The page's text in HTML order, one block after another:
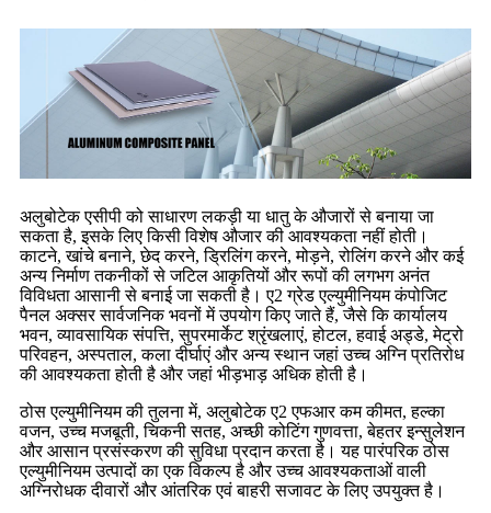
अलुबोटेक एसीपी को साधारण लकड़ी या धातु के औजारों से बनाया जा
सकता है, इसके लिए किसी विशेष औजार की आवश्यकता नहीं होती।
काटने, खांचे बनाने, छेद करने, ड्रिलिंग करने, मोड़ने, रोलिंग करने और कई
अन्य निर्माण तकनीकों से जटिल आकृतियों और रूपों की लगभग अनंत
विविधता आसानी से बनाई जा सकती है। ए2 ग्रेड एल्युमीनियम कंपोजिट
पैनल अक्सर सार्वजनिक भवनों में उपयोग किए जाते हैं, जैसे कि कार्यालय
भवन, व्यावसायिक संपत्ति, सुपरमार्केट श्रृंखलाएं, होटल, हवाई अड्डे, मेट्रो
परिवहन, अस्पताल, कला दीर्घाएं और अन्य स्थान जहां उच्च अग्नि प्रतिरोध
की आवश्यकता होती है और जहां भीड़भाड़ अधिक होती है।
ठोस एल्युमीनियम की तुलना में, अलुबोटेक ए2 एफआर कम कीमत, हल्का
वजन, उच्च मजबूती, चिकनी सतह, अच्छी कोटिंग गुणवत्ता, बेहतर इन्सुलेशन
और आसान प्रसंस्करण की सुविधा प्रदान करता है। यह पारंपरिक ठोस
एल्युमीनियम उत्पादों का एक विकल्प है और उच्च आवश्यकताओं वाली
अग्निरोधक दीवारों और आंतरिक एवं बाहरी सजावट के लिए उपयुक्त है।